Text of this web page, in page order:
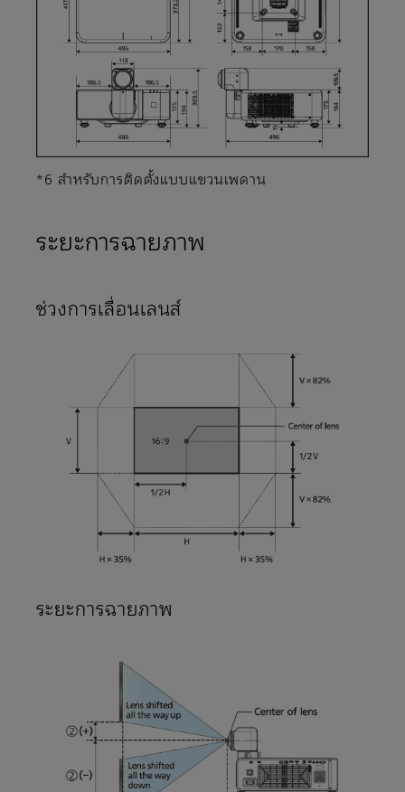
*6 สำหรับการติดตั้งแบบแขวนเพดาน
ระยะการฉายภาพ
ช่วงการเลื่อนเลนส์
ระยะการฉายภาพ